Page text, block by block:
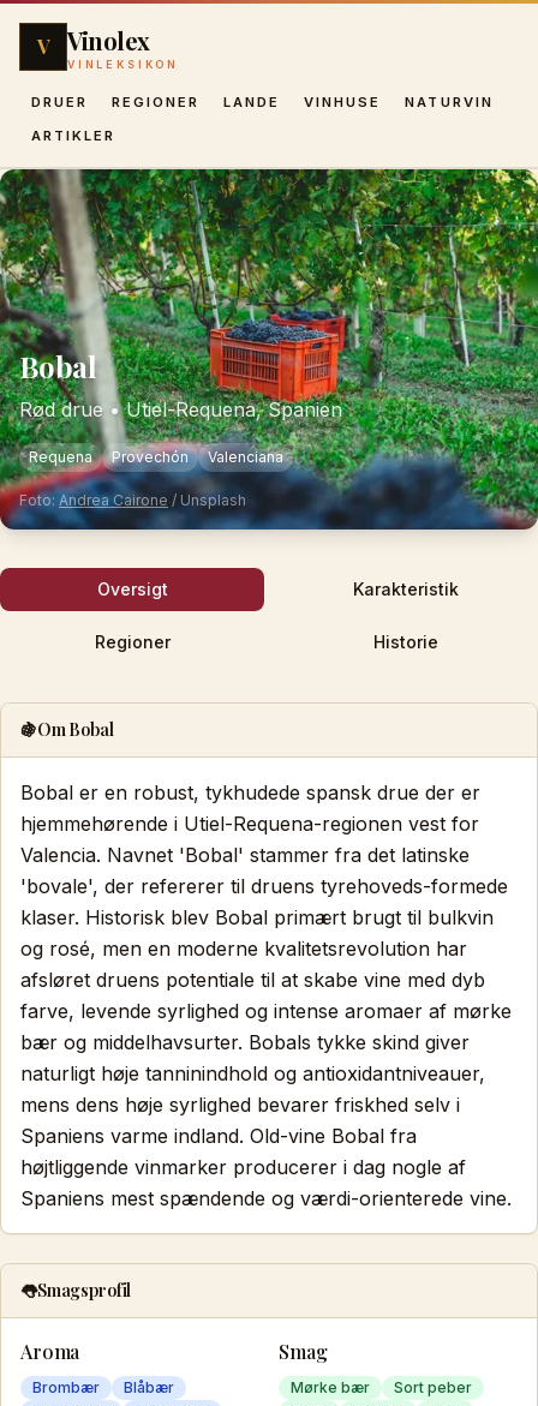
V Vinolex
VINLEKSIKON
DRUER REGIONER LANDE VINHUSE
NATURVIN
ARTIKLER
Bobal
Rød drue •Utiel-Requena, Spanien
Requena Provechón Valenciana
Foto: Andrea Cairone / Unsplash
Oversigt Karakteristik
Regioner Historie
🍇Om Bobal
Bobal er en robust, tykhudede spansk drue der er
hjemmehørende i Utiel-Requena-regionen vest for
Valencia. Navnet 'Bobal' stammer fra det latinske
'bovale', der refererer til druens tyrehoveds-formede
klaser. Historisk blev Bobal primært brugt til bulkvin
og rosé, men en moderne kvalitetsrevolution har
afsløret druens potentiale til at skabe vine med dyb
farve, levende syrlighed og intense aromaer af mørke
bær og middelhavsurter. Bobals tykke skind giver
naturligt høje tanninindhold og antioxidantniveauer,
mens dens høje syrlighed bevarer friskhed selv i
Spaniens varme indland. Old-vine Bobal fra
højtliggende vinmarker producerer i dag nogle af
Spaniens mest spændende og værdi-orienterede vine.
👅Smagsprofil
Aroma
Brombær
Blåbær
Smag
Mørke bær
Sort peber